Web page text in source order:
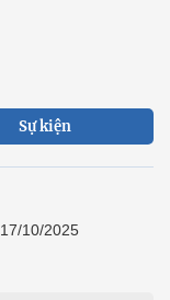
Sự kiện
10/2025